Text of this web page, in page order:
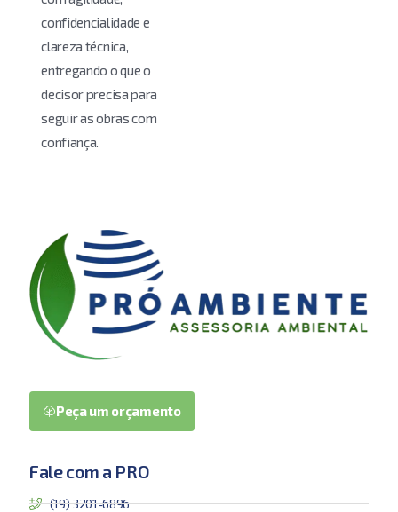
confidencialidade e
clareza técnica,
entregando o que o
decisor precisa para
seguir as obras com
confiança.
Peça um orçamento
Fale com a PRO
(19) 3201-6896